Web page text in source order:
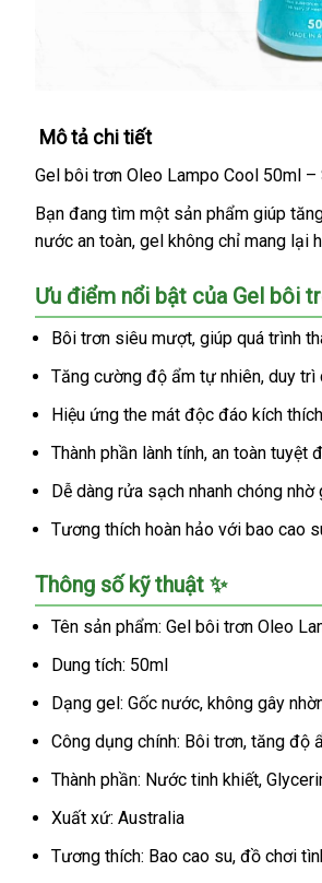
Mô tả chi tiết
Gel bôi trơn Oleo Lampo Cool 50ml
Bạn đang tìm một sản phẩm giúp
nước an toàn, gel không chỉ mang lại
Ưu điểm nổi bật của Gel bôi
Bôi trơn siêu mượt, giúp quá trình
Tăng cường độ ẩm tự nhiên, duy
Hiệu ứng the mát độc đáo kích
Thành phần lành tính, an toàn
Dễ dàng rửa sạch nhanh chóng
Tương thích hoàn hảo với bao cao
Thông số kỹ thuật ✨
Tên sản phẩm: Gel bôi trơn Oleo
Dung tích: 50ml
Dạng gel: Gốc nước, không gây
Công dụng chính: Bôi trơn, tăng độ
Thành phần: Nước tinh khiết,
Xuất xứ: Australia
Tương thích: Bao cao su, đồ chơi